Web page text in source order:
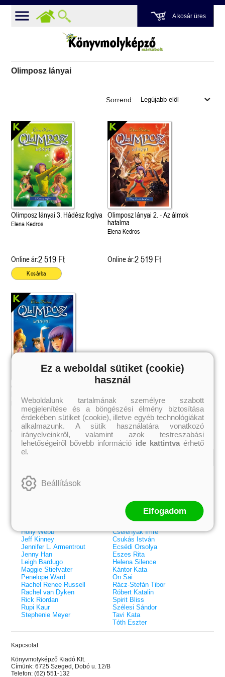
A kosár üres
Olimposz lányai
olvasható!
dicsőség (Az Előhírnök-trilógia
3.)
Különleges éldekorált kiadás!
Sorrend:
Olimposz lányai 3. Hádész foglya
Elena Kedros
Online ár:2 519 Ft
Kosárba
Olimposz lányai 2. - Az álmok
hatalma
Elena Kedros
Online ár:2 519 Ft
Olimposz lányai 1. -
Elena Kedros
Online ár:2 519 Ft
Külföldiek
Holly Webb
Jeff Kinney
Jennifer L. Armentrout
Jenny Han
Leigh Bardugo
Maggie Stiefvater
Penelope Ward
Rachel Renee Russell
Rachel van Dyken
Rick Riordan
Rupi Kaur
Stephenie Meyer
Benina
Bessenyei Gábor
Bodor Attila
Cselenyák Imre
Csukás István
Ecsédi Orsolya
Eszes Rita
Helena Silence
Kántor Kata
On Sai
Rácz-Stefán Tibor
Róbert Katalin
Spirit Bliss
Szélesi Sándor
Tavi Kata
Tóth Eszter
Kapcsolat
Könyvmolyképző Kiadó Kft.
Címünk: 6725 Szeged, Dobó u. 12/B
Telefon: (62) 551-132
Ez a weboldal sütiket (cookie)
használ
Weboldalunk tartalmának személyre szabott
megjelenítése és a böngészési élmény biztosítása
érdekében sütiket (cookie), illetve egyéb technológiákat
alkalmazunk. A sütik használatára vonatkozó
irányelveinkről, valamint azok testreszabási
lehetőségeiről bővebb információ ide kattintvaérhető
el.
Beállítások
Elfogadom